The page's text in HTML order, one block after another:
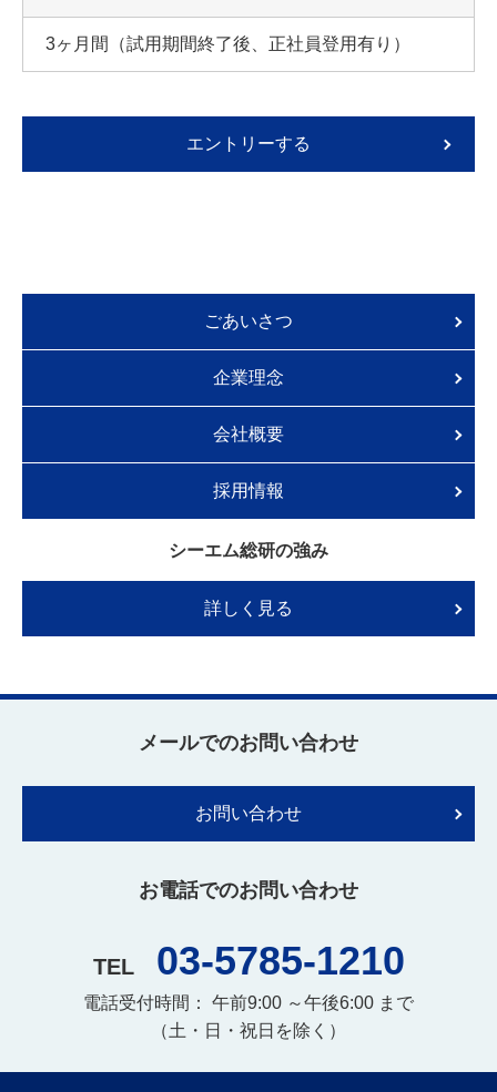
3ヶ月間（試用期間終了後、正社員登用有り）
エントリーする
ごあいさつ
企業理念
会社概要
採用情報
シーエム総研の強み
詳しく見る
メールでのお問い合わせ
お問い合わせ
お電話でのお問い合わせ
TEL 03-5785-1210
電話受付時間： 午前9:00 ～午後6:00 まで
（土・日・祝日を除く）